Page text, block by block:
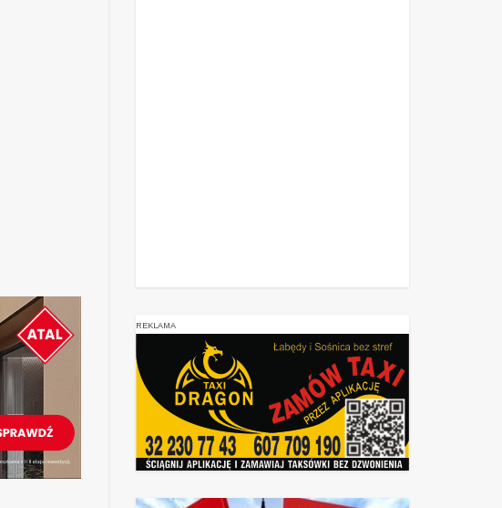
REKLAMA